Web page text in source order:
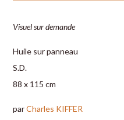
Visuel sur demande
Huile sur panneau
S.D.
88 x 115 cm
parCharles KIFFER